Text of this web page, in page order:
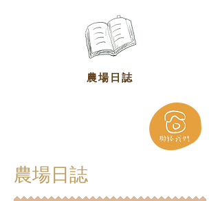
農場日誌
​農場日誌